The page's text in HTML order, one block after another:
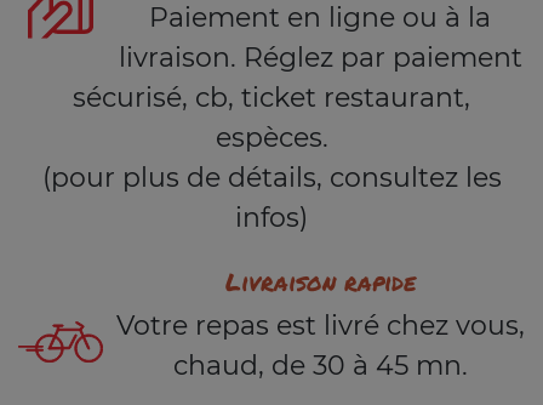
Paiement en ligne ou à la
livraison. Réglez par paiement
sécurisé, cb, ticket restaurant,
espèces.
(pour plus de détails, consultez les
infos)
Livraison rapide
Votre repas est livré chez vous,
chaud, de 30 à 45 mn.